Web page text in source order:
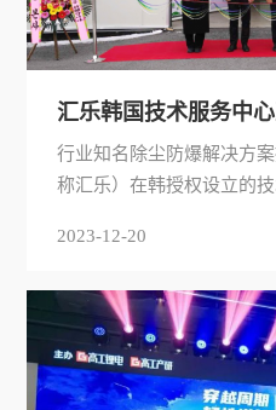
行业知名除尘防爆解决方
称汇乐）在韩授权设立的
업 빌로가 한국에 운영권을
습니다.
2023-12-20